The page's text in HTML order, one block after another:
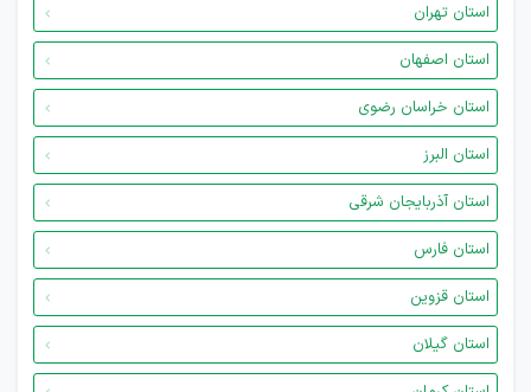
استان تهران
استان اصفهان
استان خراسان رضوی
استان البرز
استان آذربایجان شرقی
استان فارس
استان قزوین
استان گیلان